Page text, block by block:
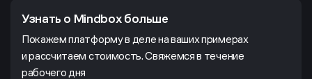
Узнать о Mindbox больше
Покажем платформу в деле на ваших примерах
и рассчитаем стоимость. Свяжемся в течение
рабочего дня